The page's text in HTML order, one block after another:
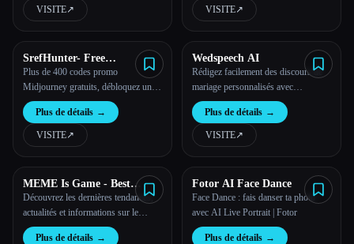
VISITE↗︎
effort.VISITE↗︎
SrefHunter- Free
Midjourney Sref Codes
Plus de 400 codes promo
Midjourney gratuits, débloquez un
monde de possibilités et d'inspiration
infinies.
Plus de détails →
VISITE↗︎
Wedspeech AI
Rédigez facilement des discours de
mariage personnalisés avec
Wedspeech.AI
Plus de détails →
VISITE↗︎
MEME Is Game - Best
Meme Coins with AI Insights
Découvrez les dernières tendances,
actualités et informations sur le
monde des pièces MEME et des
Plus de détails →
Fotor AI Face Dance
Face Dance : fais danser ta photo
avec AI Live Portrait | Fotor
Plus de détails →